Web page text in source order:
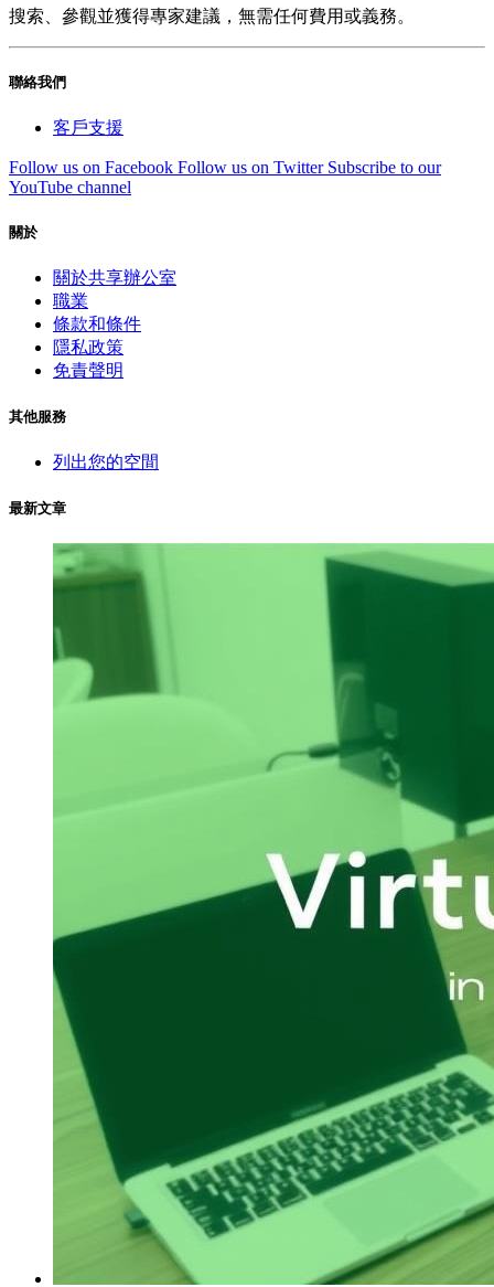
搜索、參觀並獲得專家建議，無需任何費用或義務。
聯絡我們
客戶支援
Follow us on Facebook Follow us on Twitter Subscribe to our
YouTube channel
關於
關於共享辦公室
職業
條款和條件
隱私政策
免責聲明
其他服務
列出您的空間
最新文章